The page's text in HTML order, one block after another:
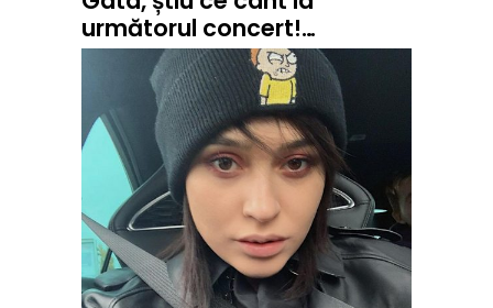
următorul concert!…